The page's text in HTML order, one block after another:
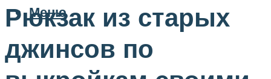
Меню
Рюкзак из старых
джинсов по